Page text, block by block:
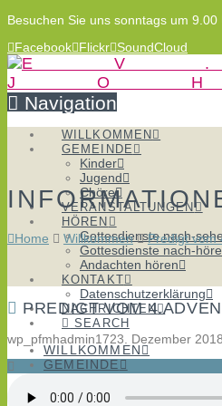
Besuchen Sie uns sonntags um
Facebook Flickr SoundCloud
Navigation
WILLKOMMEN
GEMEINDE
Kinder
Jugend
Chöre
VERANSTALTUNGEN
HÖREN
Gottesdienste nach-
Gottesdienste nach-
Andachten hören
KONTAKT
Datenschutzerklärung
NACHRICHTEN
SEARCH
WILLKOMMEN
GEMEINDE
Jugend
Home Willkommen Predigt vom
PREDIGT VOM
wp_pfmhadmin1723. Dezember 2018